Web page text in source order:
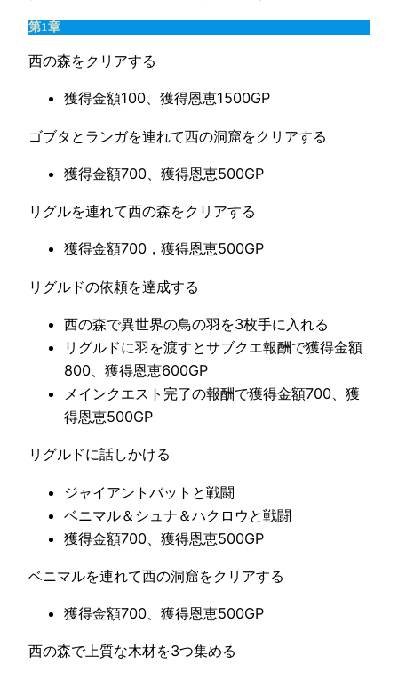
第1章
西の森をクリアする
獲得金額100、獲得恩恵1500GP
ゴブタとランガを連れて西の洞窟をクリアする
獲得金額700、獲得恩恵500GP
リグルを連れて西の森をクリアする
獲得金額700，獲得恩恵500GP
リグルドの依頼を達成する
西の森で異世界の鳥の羽を3枚手に入れる
リグルドに羽を渡すとサブクエ報酬で獲得金額
800、獲得恩恵600GP
メインクエスト完了の報酬で獲得金額700、獲
得恩恵500GP
リグルドに話しかける
ジャイアントバットと戦闘
ベニマル＆シュナ＆ハクロウと戦闘
獲得金額700、獲得恩恵500GP
ベニマルを連れて西の洞窟をクリアする
獲得金額700、獲得恩恵500GP
西の森で上質な木材を3つ集める